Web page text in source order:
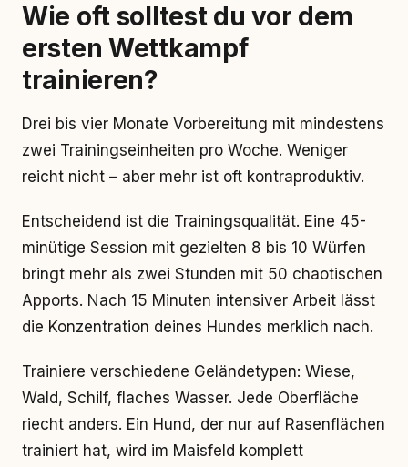
Wie oft solltest du vor dem
ersten Wettkampf
trainieren?
Drei bis vier Monate Vorbereitung mit mindestens
zwei Trainingseinheiten pro Woche. Weniger
reicht nicht – aber mehr ist oft kontraproduktiv.
Entscheidend ist die Trainingsqualität. Eine 45-
minütige Session mit gezielten 8 bis 10 Würfen
bringt mehr als zwei Stunden mit 50 chaotischen
Apports. Nach 15 Minuten intensiver Arbeit lässt
die Konzentration deines Hundes merklich nach.
Trainiere verschiedene Geländetypen: Wiese,
Wald, Schilf, flaches Wasser. Jede Oberfläche
riecht anders. Ein Hund, der nur auf Rasenflächen
trainiert hat, wird im Maisfeld komplett